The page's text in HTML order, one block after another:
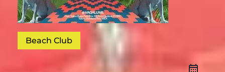
Beach Club